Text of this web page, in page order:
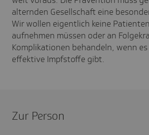
alternden Gesellschaft eine
Wir wollen eigentlich keine
aufnehmen müssen oder an
Komplikationen behandeln, wenn
effektive Impfstoffe gibt.
Zur Person